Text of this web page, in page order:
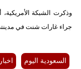
وذكرت الشبكة الأمريكية،
جراء غارات شنت في
السعودية اليوم